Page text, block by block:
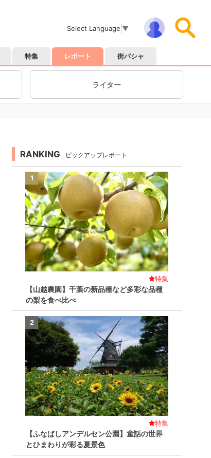
Select Language ▼
特集 レポート 街パシャ
ライター
RANKING ピックアップレポート
1
特集
【山越農園】千葉の新品種など多彩な品種
の梨を食べ比べ
2
特集
【ふなばしアンデルセン公園】童話の世界
とひまわりが彩る夏景色